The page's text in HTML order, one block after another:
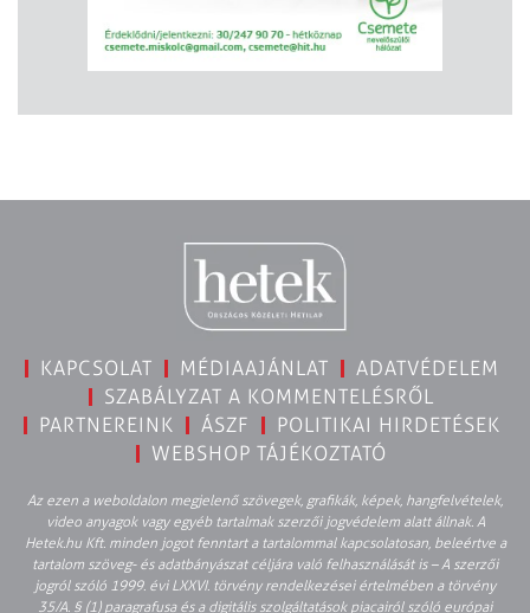
KAPCSOLAT MÉDIAAJÁNLAT
ADATVÉDELEM
SZABÁLYZAT A KOMMENTELÉSRŐL
PARTNEREINK
ÁSZF
POLITIKAI HIRDETÉSEK
WEBSHOP TÁJÉKOZTATÓ
Az ezen a weboldalon megjelenő szövegek, grafikák, képek, hangfelvételek,
video anyagok vagy egyéb tartalmak szerzői jogvédelem alatt állnak. A
Hetek.hu Kft. minden jogot fenntart a tartalommal kapcsolatosan, beleértve a
tartalom szöveg- és adatbányászat céljára való felhasználását is – A szerzői
jogról szóló 1999. évi LXXVI. törvény rendelkezései értelmében a törvény
35/A. § (1) paragrafusa és a digitális szolgáltatások piacairól szóló európai